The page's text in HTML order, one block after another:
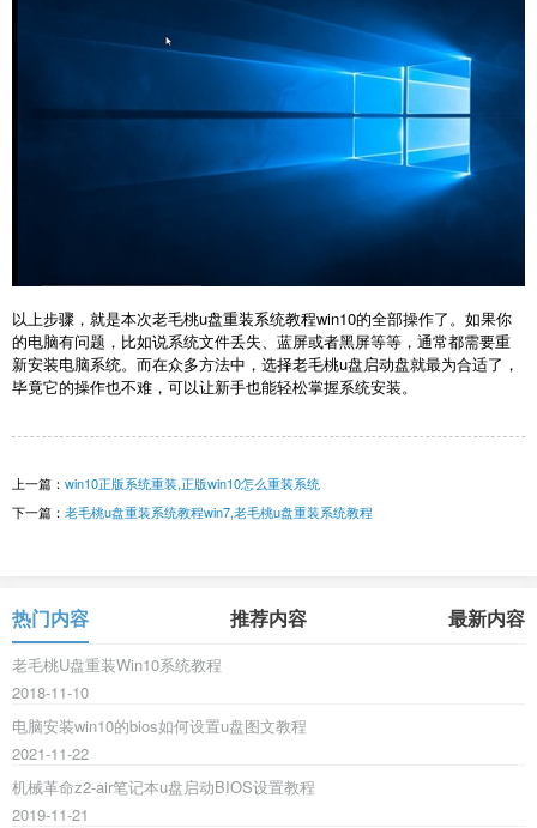
以上步骤，就是本次老毛桃u盘重装系统教程win10的全部操作了。如果你
的电脑有问题，比如说系统文件丢失、蓝屏或者黑屏等等，通常都需要重
新安装电脑系统。而在众多方法中，选择老毛桃u盘启动盘就最为合适了，
毕竟它的操作也不难，可以让新手也能轻松掌握系统安装。
上一篇： win10正版系统重装,正版win10怎么重装系统
下一篇： 老毛桃u盘重装系统教程win7,老毛桃u盘重装系统教程
热门内容 推荐内容 最新内容
老毛桃U盘重装Win10系统教程
2018-11-10
电脑安装win10的bios如何设置u盘图文教程
2021-11-22
机械革命z2-air笔记本u盘启动BIOS设置教程
2019-11-21